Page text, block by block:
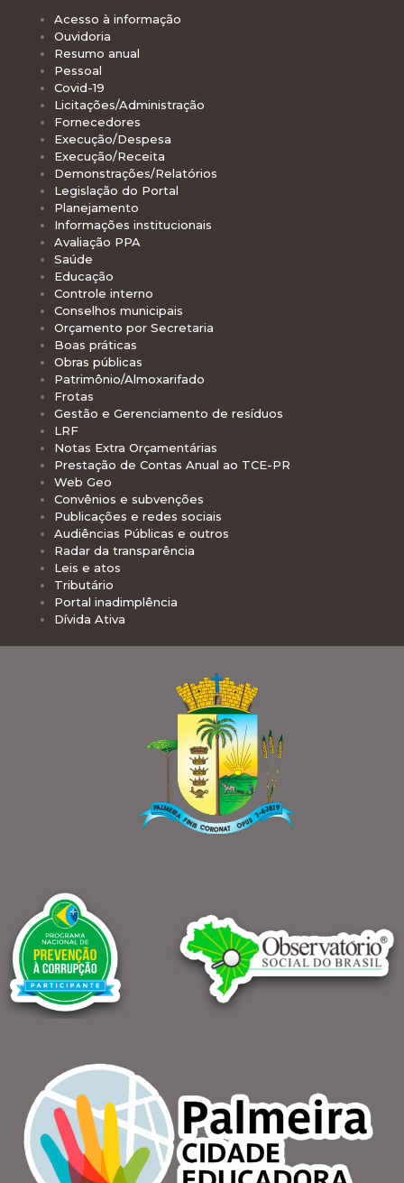
Acesso à informação
Ouvidoria
Resumo anual
Pessoal
Covid-19
Licitações/Administração
Fornecedores
Execução/Despesa
Execução/Receita
Demonstrações/Relatórios
Legislação do Portal
Planejamento
Informações institucionais
Avaliação PPA
Saúde
Educação
Controle interno
Conselhos municipais
Orçamento por Secretaria
Boas práticas
Obras públicas
Patrimônio/Almoxarifado
Frotas
Gestão e Gerenciamento de resíduos
LRF
Notas Extra Orçamentárias
Prestação de Contas Anual ao TCE-PR
Web Geo
Convênios e subvenções
Publicações e redes sociais
Audiências Públicas e outros
Radar da transparência
Leis e atos
Tributário
Portal inadimplência
Dívida Ativa